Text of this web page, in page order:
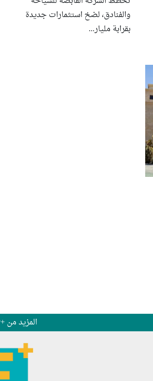
والفنادق، لضخ استثمارات جديدة
بقرابة مليار...
المزيد من +Economy